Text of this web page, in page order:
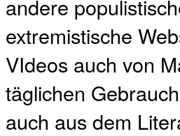
andere
extremistische
VIdeos auch von
täglichen
auch aus dem